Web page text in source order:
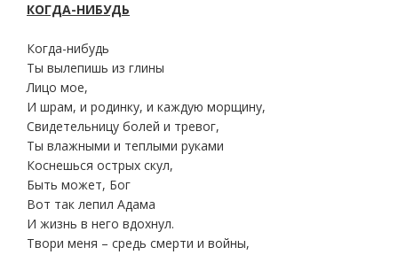
КОГДА-НИБУДЬ
Когда-нибудь
Ты вылепишь из глины
Лицо мое,
И шрам, и родинку, и каждую морщину,
Свидетельницу болей и тревог,
Ты влажными и теплыми руками
Коснешься острых скул,
Быть может, Бог
Вот так лепил Адама
И жизнь в него вдохнул.
Твори меня – средь смерти и войны,